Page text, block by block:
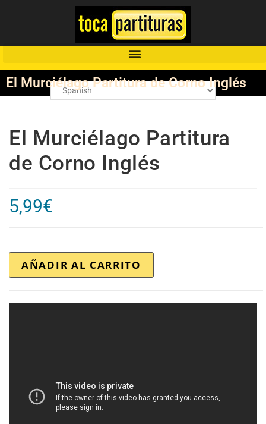
El Murciélago Partitura de Corno Inglés
El Murciélago Partitura
de Corno Inglés
5,99€
AÑADIR AL CARRITO